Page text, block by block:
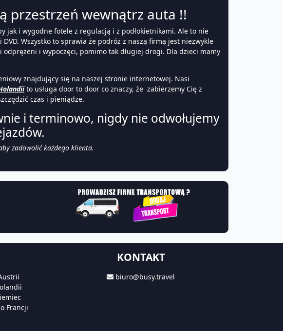
przestrzeń wewnątrz auta !!
jak i wygodne fotele z regulacją i z podłokietnikami. Ale to nie
Wszystko to sprawia że podróż z naszą firmą jest niezwykle
odprężeni i wypoczęci, pomimo tak długiej drogi. Dla dzieci mamy
znajdujący się na naszej stronie internetowej. Nasi
to usługa door to door co znaczy, że zabierzemy Cię z
czas i pieniądze.
i terminowo, nigdy nie odwołujemy
zadowolić każdego klienta.
Francji
KONTAKT
biuro@busy.travel